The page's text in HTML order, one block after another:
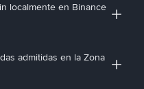
localmente en Binance
admitidas en la Zona